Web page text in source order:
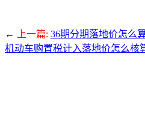
← 上一篇: 36期分期落地价怎么
机动车购置税计入落地价怎么核